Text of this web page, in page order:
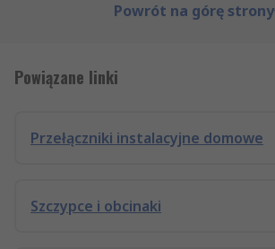
Powrót na górę strony
Powiązane linki
Przełączniki instalacyjne domowe
Szczypce i obcinaki